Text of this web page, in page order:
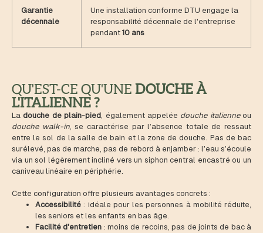
Garantie
décennale
Une installation conforme DTU engage la
responsabilité décennale de l'entreprise
pendant 10 ans
QU'EST-CE QU'UNE DOUCHE À
L'ITALIENNE ?
La douche de plain-pied, également appelée douche italienneou
douche walk-in, se caractérise par l’absence totale de ressaut
entre le sol de la salle de bain et la zone de douche. Pas de bac
surélevé, pas de marche, pas de rebord à enjamber : l’eau s’écoule
via un sol légèrement incliné vers un siphon central encastré ou un
caniveau linéaire en périphérie.
Cette configuration offre plusieurs avantages concrets :
Accessibilité : idéale pour les personnes à mobilité réduite,
les seniors et les enfants en bas âge.
Facilité d’entretien : moins de recoins, pas de joints de bac à